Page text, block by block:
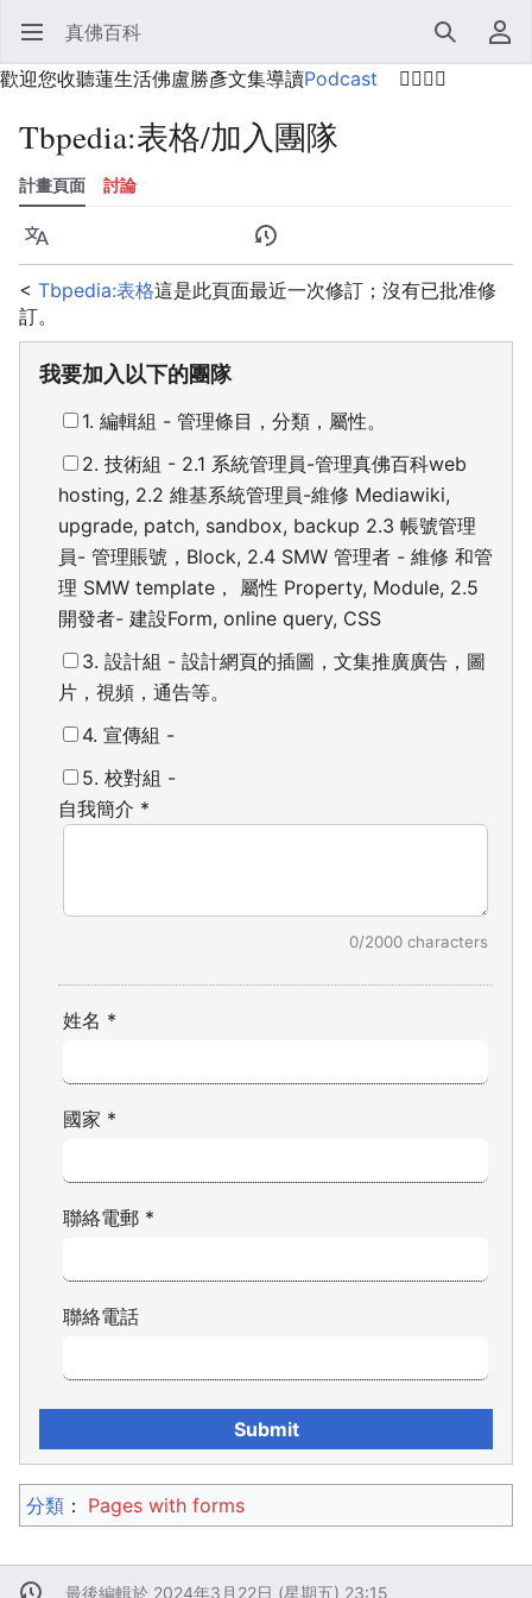
開啟主選單 真佛百科 搜尋
使用者選單
歡迎您收聽蓮生活佛盧勝彥文集導讀Podcast 🙋‍♂️🙋‍♀️
Tbpedia:表格/加入團隊
計畫頁面 討論
語言 歷史
< Tbpedia:表格這是此頁面最近一次修訂；沒有已批准修
訂。
我要加入以下的團隊
1. 編輯組 - 管理條目，分類，屬性。
2. 技術組 - 2.1 系統管理員-管理真佛百科web
hosting, 2.2 維基系統管理員-維修 Mediawiki,
upgrade, patch, sandbox, backup 2.3 帳號管理
員- 管理賬號，Block, 2.4 SMW 管理者 - 維修 和管
理 SMW template， 屬性 Property, Module, 2.5
開發者- 建設Form, online query, CSS
3. 設計組 - 設計網頁的插圖，文集推廣廣告，圖
片，視頻，通告等。
4. 宣傳組 -
5. 校對組 -
自我簡介 *
0/2000 characters
姓名 *
國家 *
聯絡電郵 *
聯絡電話
分類 ：​ Pages with forms
最後編輯於 2024年3月22日 (星期五) 23:15